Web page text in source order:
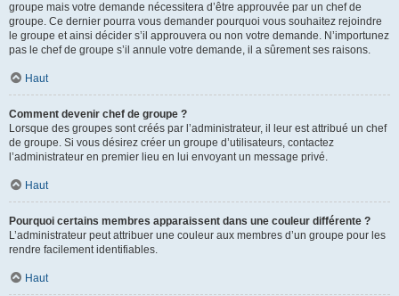
groupe mais votre demande nécessitera d’être approuvée par un chef de
groupe. Ce dernier pourra vous demander pourquoi vous souhaitez rejoindre
le groupe et ainsi décider s’il approuvera ou non votre demande. N’importunez
pas le chef de groupe s’il annule votre demande, il a sûrement ses raisons.
Haut
Comment devenir chef de groupe ?
Lorsque des groupes sont créés par l’administrateur, il leur est attribué un chef
de groupe. Si vous désirez créer un groupe d’utilisateurs, contactez
l’administrateur en premier lieu en lui envoyant un message privé.
Haut
Pourquoi certains membres apparaissent dans une couleur différente ?
L’administrateur peut attribuer une couleur aux membres d’un groupe pour les
rendre facilement identifiables.
Haut